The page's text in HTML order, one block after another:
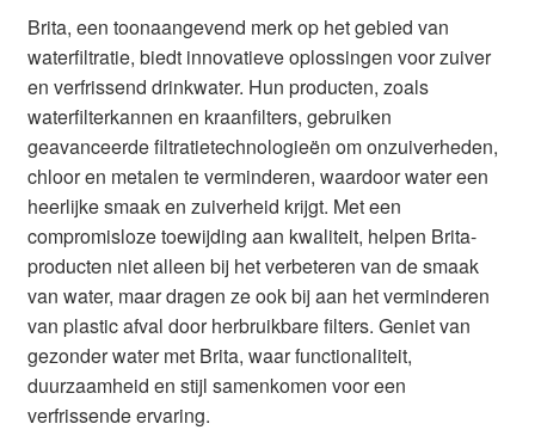
Kinderflessen
Drinkfles met rietje
Waterfles met filter
Aluminium drinkfles
Glazen drinkfles
RVS drinkfles
Broodtrommels & lunchboxen
Brita, een toonaangevend merk op het gebied van
waterfiltratie, biedt innovatieve oplossingen voor zuiver
en verfrissend drinkwater. Hun producten, zoals
waterfilterkannen en kraanfilters, gebruiken
geavanceerde filtratietechnologieën om onzuiverheden,
chloor en metalen te verminderen, waardoor water een
heerlijke smaak en zuiverheid krijgt. Met een
compromisloze toewijding aan kwaliteit, helpen Brita-
producten niet alleen bij het verbeteren van de smaak
van water, maar dragen ze ook bij aan het verminderen
van plastic afval door herbruikbare filters. Geniet van
gezonder water met Brita, waar functionaliteit,
duurzaamheid en stijl samenkomen voor een
verfrissende ervaring.